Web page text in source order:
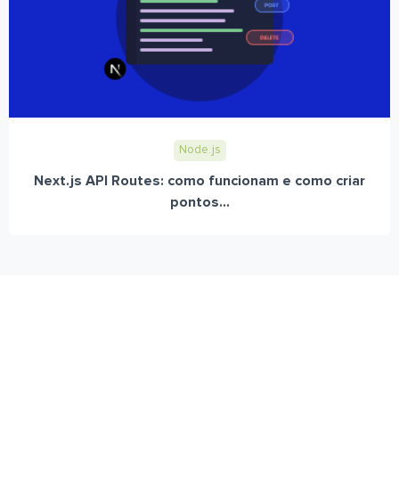
Node.js
Next.js API Routes: como funcionam e como criar
pontos...